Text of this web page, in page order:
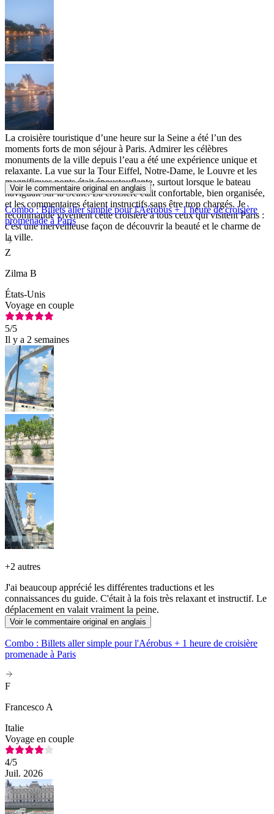
La croisière touristique d’une heure sur la Seine a été l’un des
moments forts de mon séjour à Paris. Admirer les célèbres
monuments de la ville depuis l’eau a été une expérience unique et
relaxante. La vue sur la Tour Eiffel, Notre-Dame, le Louvre et les
magnifiques ponts était époustouflante, surtout lorsque le bateau
naviguait sur la Seine. La croisière était confortable, bien organisée,
et les commentaires étaient instructifs sans être trop chargés. Je
recommande vivement cette croisière à tous ceux qui visitent Paris :
c'est une merveilleuse façon de découvrir la beauté et le charme de
la ville.
Voir le commentaire original en anglais
Combo : Billets aller simple pour l'Aérobus + 1 heure de croisière
promenade à Paris
Z
Zilma B
États-Unis
Voyage en couple
5/5
Il y a 2 semaines
+2 autres
J'ai beaucoup apprécié les différentes traductions et les
connaissances du guide. C'était à la fois très relaxant et instructif. Le
déplacement en valait vraiment la peine.
Voir le commentaire original en anglais
Combo : Billets aller simple pour l'Aérobus + 1 heure de croisière
promenade à Paris
F
Francesco A
Italie
Voyage en couple
4/5
Juil. 2026